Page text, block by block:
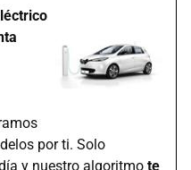
por ti. Solo
y nuestro algoritmo te